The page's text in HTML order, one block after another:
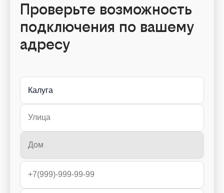
Проверьте возможность
подключения по вашему
адресу
Калуга